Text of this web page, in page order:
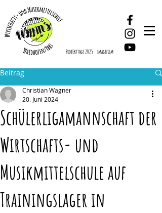
imagefilm
ProjEkttage 2025
Beitrag
Schülerligamannschaft der
Wirtschafts- und
Musikmittelschule auf
Trainingslager in
Christian Wagner
20. Juni 2024